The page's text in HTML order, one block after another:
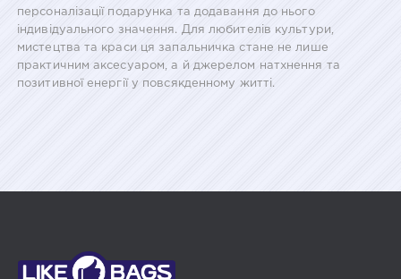
персоналізації подарунка та додавання до нього
індивідуального значення. Для любителів культури,
мистецтва та краси ця запальничка стане не лише
практичним аксесуаром, а й джерелом натхнення та
позитивної енергії у повсякденному житті.